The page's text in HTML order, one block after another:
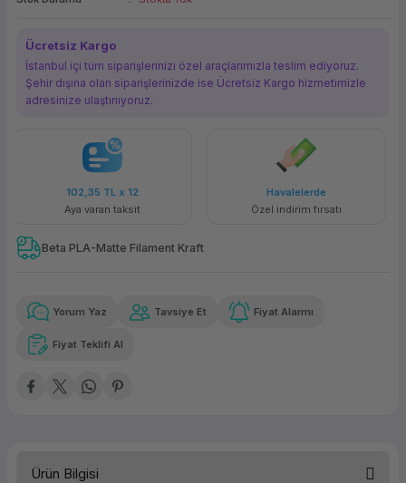
Ücretsiz Kargo
İstanbul içi tüm siparişlerinizi özel araçlarımızla teslim ediyoruz.
Şehir dışına olan siparişlerinizde ise Ücretsiz Kargo hizmetimizle
adresinize ulaştırııyoruz.
Havalelerde
Özel indirim fırsatı
Güvenilir Alışveriş
Kolay iade imkanı
Beta PLA-Matte Filament Kraft
Yorum Yaz Tavsiye Et Fiyat Alarmı
Fiyat Teklifi Al
Ürün Bilgisi